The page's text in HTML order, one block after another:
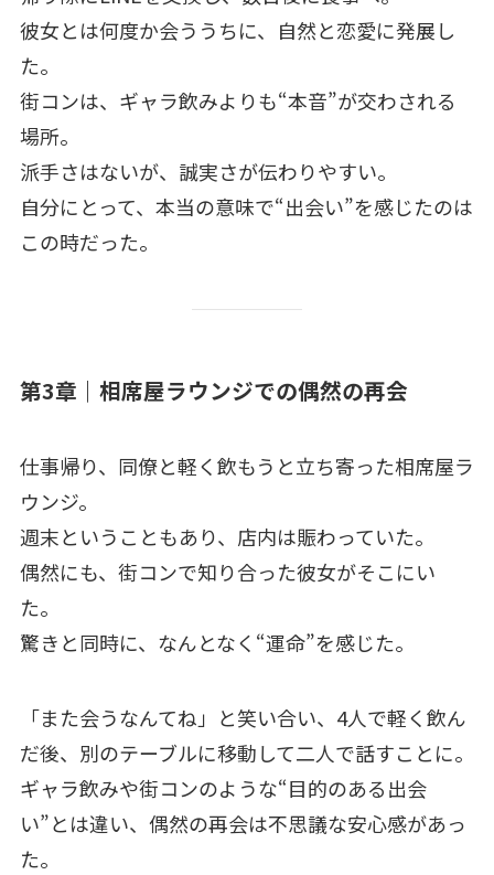
彼女とは何度か会ううちに、自然と恋愛に発展し
た。
街コンは、ギャラ飲みよりも“本音”が交わされる
場所。
派手さはないが、誠実さが伝わりやすい。
自分にとって、本当の意味で“出会い”を感じたのは
この時だった。
第3章｜相席屋ラウンジでの偶然の再会
仕事帰り、同僚と軽く飲もうと立ち寄った相席屋ラ
ウンジ。
週末ということもあり、店内は賑わっていた。
偶然にも、街コンで知り合った彼女がそこにい
た。
驚きと同時に、なんとなく“運命”を感じた。
「また会うなんてね」と笑い合い、4人で軽く飲ん
だ後、別のテーブルに移動して二人で話すことに。
ギャラ飲みや街コンのような“目的のある出会
い”とは違い、偶然の再会は不思議な安心感があっ
た。